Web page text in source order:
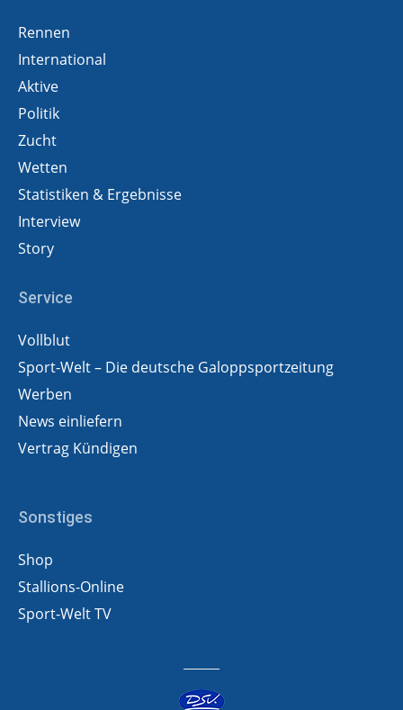
Rennen
International
Aktive
Politik
Zucht
Wetten
Statistiken & Ergebnisse
Interview
Story
Service
Vollblut
Sport-Welt – Die deutsche Galoppsportzeitung
Werben
News einliefern
Vertrag Kündigen
Sonstiges
Shop
Stallions-Online
Sport-Welt TV